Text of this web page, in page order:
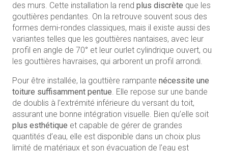
des murs. Cette installation la rend plus discrète que les
gouttières pendantes. On la retrouve souvent sous des
formes demi-rondes classiques, mais il existe aussi des
variantes telles que les gouttières nantaises, avec leur
profil en angle de 70° et leur ourlet cylindrique ouvert, ou
les gouttières havraises, qui arborent un profil arrondi.
Pour être installée, la gouttière rampante nécessite une
toiture suffisamment pentue. Elle repose sur une bande
de doublis à l’extrémité inférieure du versant du toit,
assurant une bonne intégration visuelle. Bien qu’elle soit
plus esthétique et capable de gérer de grandes
quantités d’eau, elle est disponible dans un choix plus
limité de matériaux et son évacuation de l’eau est